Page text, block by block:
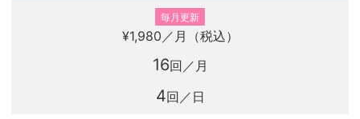
毎月更新
¥1,980 ／月（税込）
16回／月
4回／日